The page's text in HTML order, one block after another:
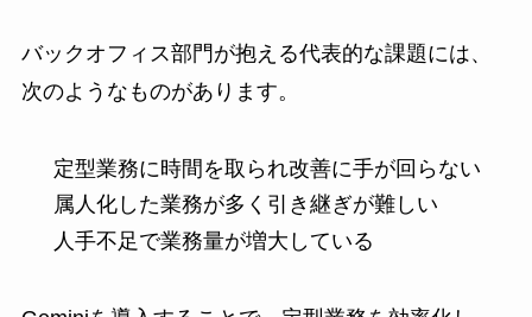
バックオフィス部門が抱える代表的な課題には、
次のようなものがあります。
定型業務に時間を取られ改善に手が回らない
属人化した業務が多く引き継ぎが難しい
人手不足で業務量が増大している